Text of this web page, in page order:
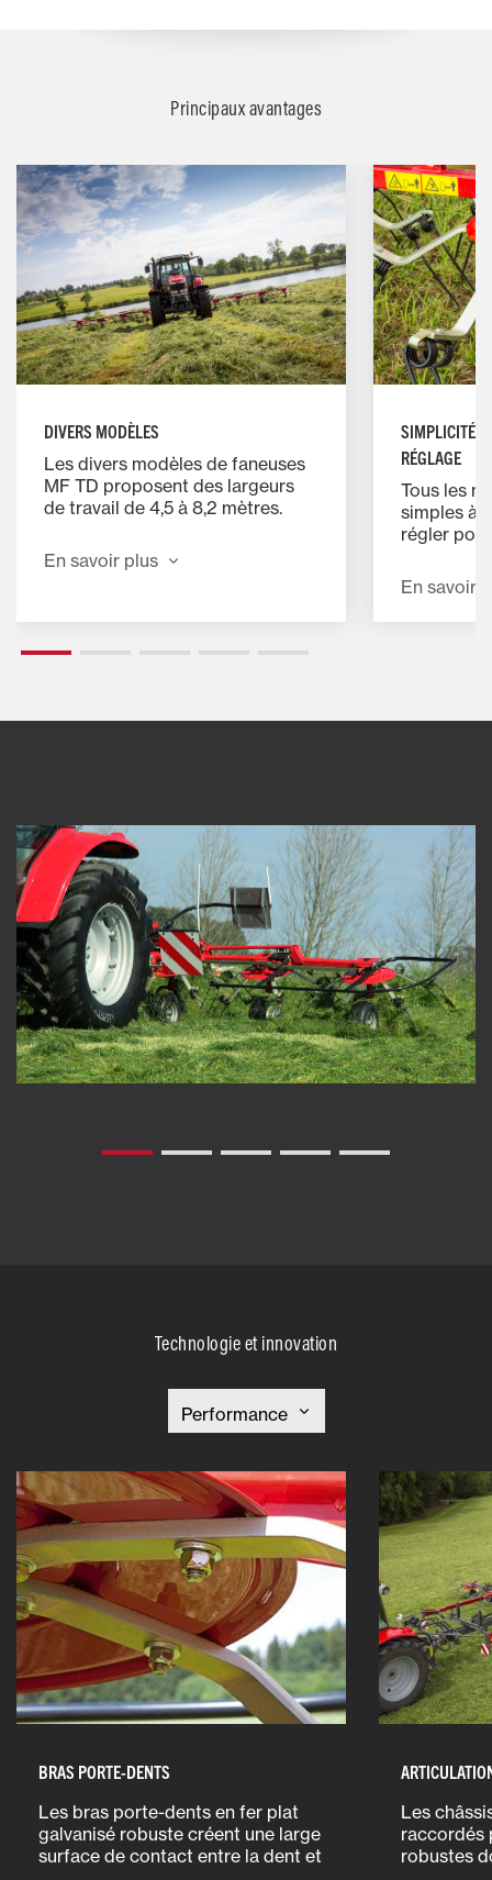
Principaux avantages
DIVERS MODÈLES
Les divers modèles de faneuses
MF TD proposent des largeurs
de travail de 4,5 à 8,2 mètres.
d’épandage facilement réglables
de 15, 18 et 20,5 degrés pour
toutes les conditions de récolte.
En savoir plus
SIMPLICITÉ
RÉGLAGE
Tous les
simples à
régler
Dispositif
qui
En savoir
Technologie et innovation
BRAS PORTE-DENTS
Les bras porte-dents en fer plat
galvanisé robuste créent une large
surface de contact entre la dent et
Les
raccordés
robustes